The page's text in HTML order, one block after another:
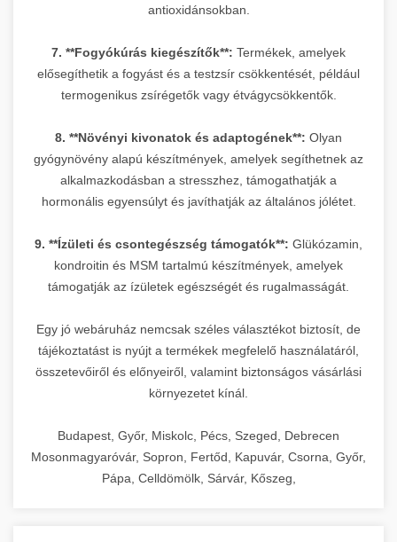
antioxidánsokban.
7. **Fogyókúrás kiegészítők**: Termékek, amelyek
elősegíthetik a fogyást és a testzsír csökkentését, például
termogenikus zsírégetők vagy étvágycsökkentők.
8. **Növényi kivonatok és adaptogének**: Olyan
gyógynövény alapú készítmények, amelyek segíthetnek az
alkalmazkodásban a stresszhez, támogathatják a
hormonális egyensúlyt és javíthatják az általános jólétet.
9. **Ízületi és csontegészség támogatók**: Glükózamin,
kondroitin és MSM tartalmú készítmények, amelyek
támogatják az ízületek egészségét és rugalmasságát.
Egy jó webáruház nemcsak széles választékot biztosít, de
tájékoztatást is nyújt a termékek megfelelő használatáról,
összetevőiről és előnyeiről, valamint biztonságos vásárlási
környezetet kínál.
Budapest, Győr, Miskolc, Pécs, Szeged, Debrecen
Mosonmagyaróvár, Sopron, Fertőd, Kapuvár, Csorna, Győr,
Pápa, Celldömölk, Sárvár, Kőszeg,